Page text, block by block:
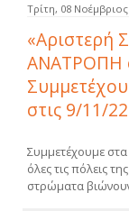
Τρίτη, 08
«Αριστερή
ΑΝΑΤΡΟΠΗ
στις 9/11/22
Συμμετέχουμε στα
όλες τις πόλεις
στρώματα